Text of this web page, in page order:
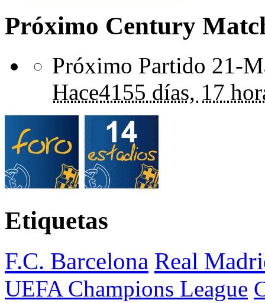
Próximo Century
Próximo Partido 21-
Hace4155 días, 17
Etiquetas
F.C. Barcelona Real
UEFA Champions League